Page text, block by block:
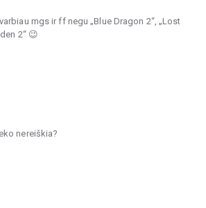
mgs ir ff negu „Blue Dragon 2“, „Lost
2“ 😉
nereiškia?